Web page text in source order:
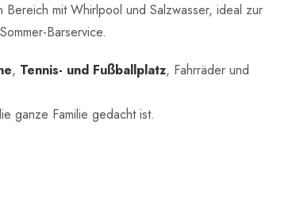
mit Whirlpool und Salzwasser, ideal zur
Barservice.
, Tennis- und Fußballplatz, Fahrräder und
ganze Familie gedacht ist.